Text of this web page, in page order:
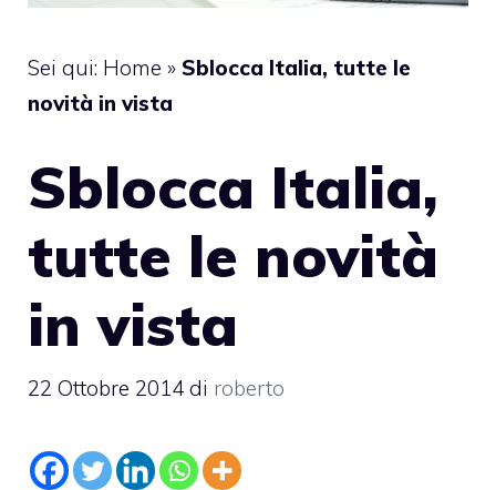
Sei qui: Home » Sblocca Italia, tutte le
novità in vista
Sblocca Italia,
tutte le novità
in vista
22 Ottobre 2014 di roberto